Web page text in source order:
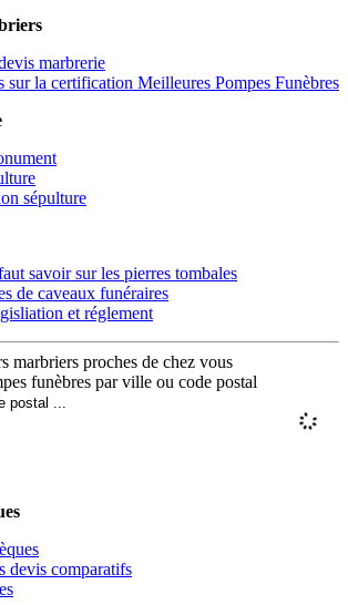
marbrerie
sur la certification Meilleures Pompes Funèbres
sépulture
savoir sur les pierres tombales
de caveaux funéraires
et réglement
marbriers proches de chez vous
funèbres par ville ou code postal
devis comparatifs